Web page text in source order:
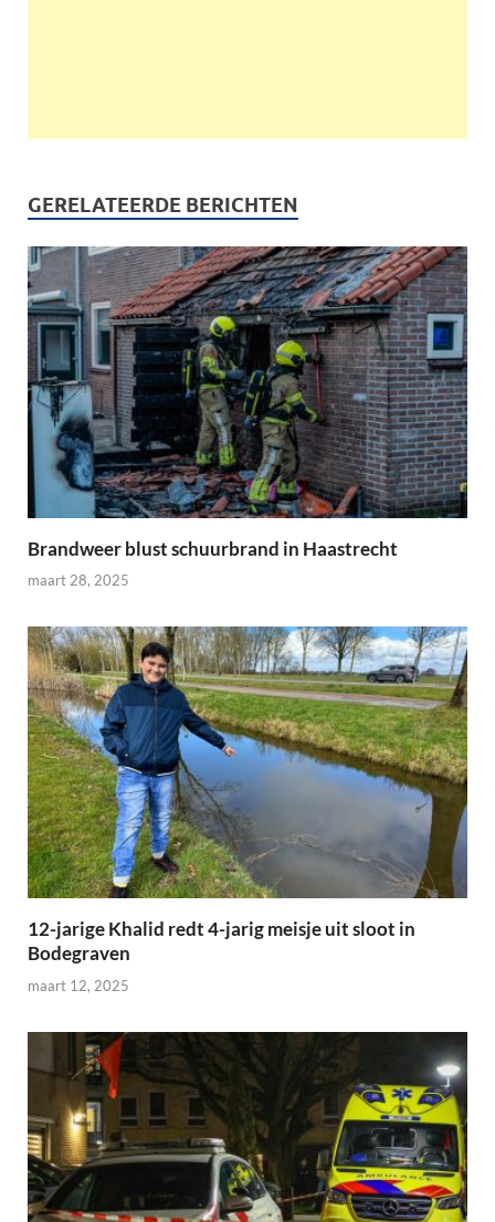
GERELATEERDE BERICHTEN
Brandweer blust schuurbrand in Haastrecht
maart 28, 2025
12-jarige Khalid redt 4-jarig meisje uit sloot in
Bodegraven
maart 12, 2025